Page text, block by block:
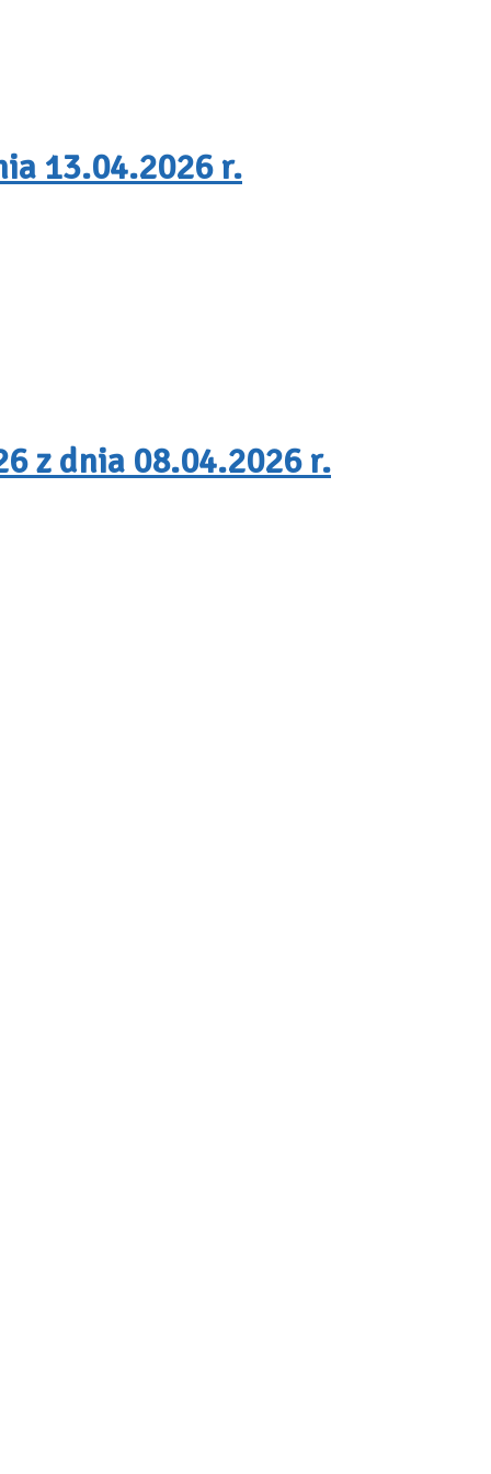
13.04.2026 r.
z dnia 08.04.2026 r.